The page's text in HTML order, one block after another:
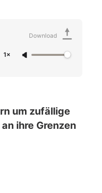
1×
Download
um zufällige
ihre Grenzen